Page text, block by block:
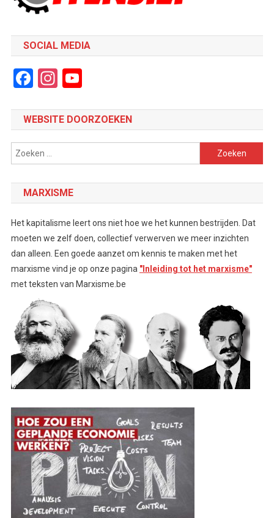
SOCIAL MEDIA
Facebook
Instagram
WEBSITE DOORZOEKEN
Zoeken
naar:
MARXISME
Het kapitalisme leert ons niet hoe we het kunnen bestrijden. Dat
moeten we zelf doen, collectief verwerven we meer inzichten
dan alleen. Een goede aanzet om kennis te maken met het
marxisme vind je op onze pagina "Inleiding tot het marxisme"
met teksten van Marxisme.be